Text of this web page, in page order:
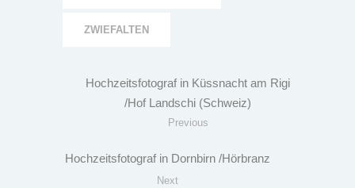
ZWIEFALTEN
Hochzeitsfotograf in Küssnacht am Rigi
/Hof Landschi (Schweiz)
Previous
Hochzeitsfotograf in Dornbirn /Hörbranz
Next